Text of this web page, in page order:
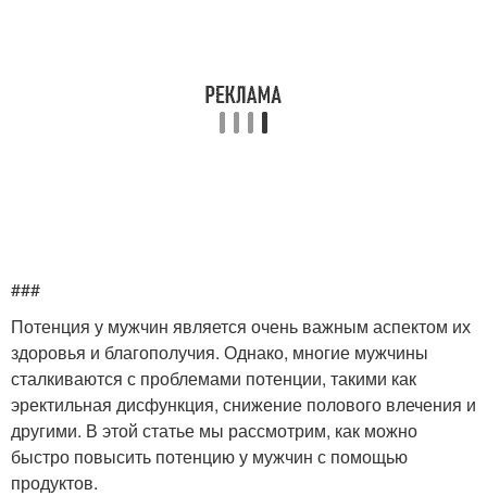
###
Потенция у мужчин является очень важным аспектом их
здоровья и благополучия. Однако, многие мужчины
сталкиваются с проблемами потенции, такими как
эректильная дисфункция, снижение полового влечения и
другими. В этой статье мы рассмотрим, как можно
быстро повысить потенцию у мужчин с помощью
продуктов.